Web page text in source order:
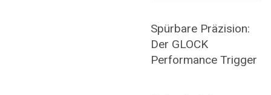
Spürbare Präzision:
Der GLOCK
Performance Trigger